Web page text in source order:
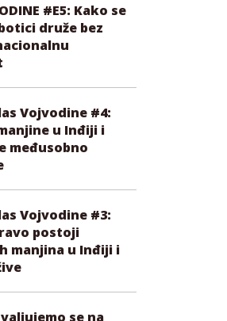
#E5: Kako se
druže bez
Vojvodine #4:
u Inđiji i
međusobno
Vojvodine #3:
postoji
manjina u Inđiji i
se na